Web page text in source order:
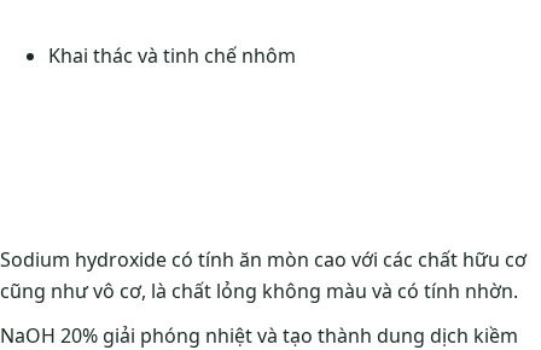
Khai thác và tinh chế nhôm
Sodium hydroxide có tính ăn mòn cao với các chất hữu cơ
cũng như vô cơ, là chất lỏng không màu và có tính nhờn.
NaOH 20% giải phóng nhiệt và tạo thành dung dịch kiềm